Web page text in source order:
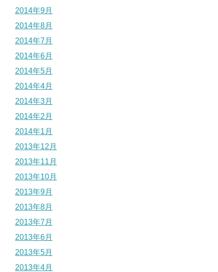
2014年9月
2014年8月
2014年7月
2014年6月
2014年5月
2014年4月
2014年3月
2014年2月
2014年1月
2013年12月
2013年11月
2013年10月
2013年9月
2013年8月
2013年7月
2013年6月
2013年5月
2013年4月